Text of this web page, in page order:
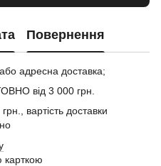
Повернення
адресна доставка;
від 3 000 грн.
вартість доставки
карткою